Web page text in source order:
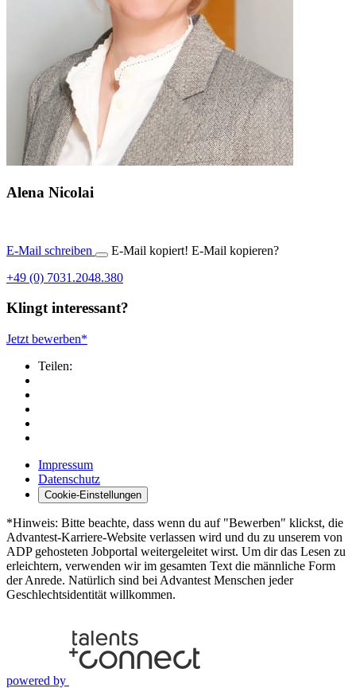
Alena Nicolai
E-Mail schreiben E-Mail kopiert! E-Mail kopieren?
+49 (0) 7031.2048.380
Klingt interessant?
Jetzt bewerben*
Teilen:
Impressum
Datenschutz
Cookie-Einstellungen
*Hinweis: Bitte beachte, dass wenn du auf "Bewerben" klickst, die
Advantest-Karriere-Website verlassen wird und du zu unserem von
ADP gehosteten Jobportal weitergeleitet wirst. Um dir das Lesen zu
erleichtern, verwenden wir im gesamten Text die männliche Form
der Anrede. Natürlich sind bei Advantest Menschen jeder
Geschlechtsidentität willkommen.
powered by